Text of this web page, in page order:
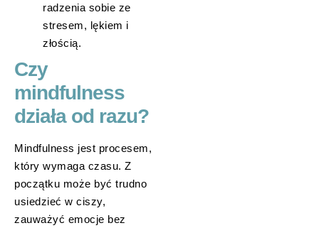
radzenia sobie ze
stresem, lękiem i
złością.
Czy
mindfulness
działa od razu?
Mindfulness jest procesem,
który wymaga czasu. Z
początku może być trudno
usiedzieć w ciszy,
zauważyć emocje bez